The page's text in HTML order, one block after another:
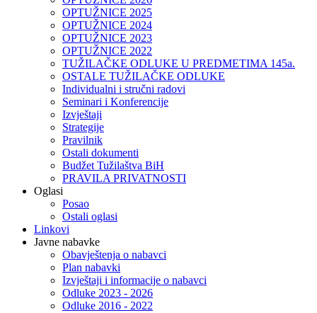
OPTUŽNICE 2025
OPTUŽNICE 2024
OPTUŽNICE 2023
OPTUŽNICE 2022
TUŽILAČKE ODLUKE U PREDMETIMA 145a.
OSTALE TUŽILAČKE ODLUKE
Individualni i stručni radovi
Seminari i Konferencije
Izvještaji
Strategije
Pravilnik
Ostali dokumenti
Budžet Tužilaštva BiH
PRAVILA PRIVATNOSTI
Oglasi
Posao
Ostali oglasi
Linkovi
Javne nabavke
Obavještenja o nabavci
Plan nabavki
Izvještaji i informacije o nabavci
Odluke 2023 - 2026
Odluke 2016 - 2022